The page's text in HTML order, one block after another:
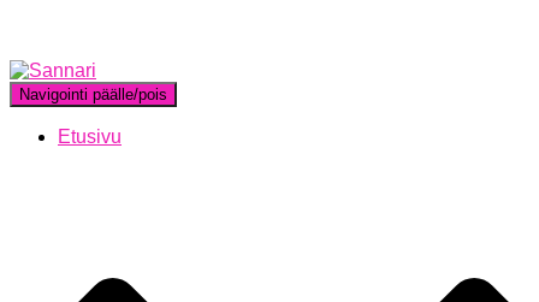
Navigointi päälle/pois
Etusivu